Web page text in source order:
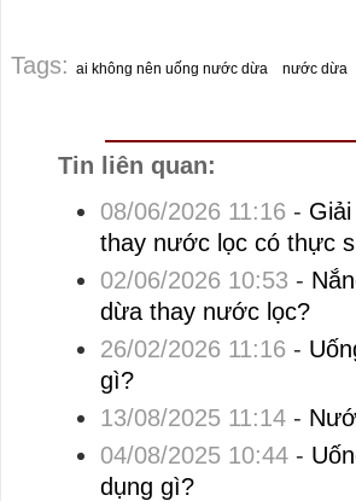
Tags: ai không nên uống nước dừa nước dừa
Tin liên quan:
08/06/2026 11:16 -
thay nước lọc có thực
02/06/2026 10:53 -
dừa thay nước lọc?
26/02/2026 11:16 -
gì?
13/08/2025 11:14-
04/08/2025 10:44-
dụng gì?